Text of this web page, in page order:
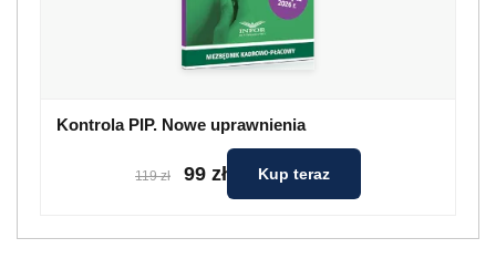
Kontrola PIP. Nowe uprawnienia
119 zł 99 zł Kup teraz